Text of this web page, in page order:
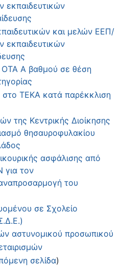
εκπαιδευτικών
και μελών ΕΕΠ/
εκπαιδευτικών
Α βαθμού σε θέση
ΤΕΚΑ κατά παρέκκλιση
της Κεντρικής Διοίκησης
θησαυροφυλακίου
ασφάλισης από
τον
του
σε Σχολείο
αστυνομικού προσωπικού
σελίδα)